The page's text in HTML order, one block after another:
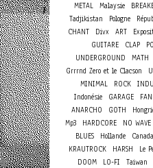
METAL Malaysie
Tadjikistan
Pologne
CHANT
Divx ART
GUITARE
CLAP
UNDERGROUND
MATH
Grrrnd Zero et le Clacson
MINIMAL
ROCK
Indonésie
GARAGE
ANARCHO
GOTH
Mp3
HARDCORE NO WAVE
BLUES
Hollande Canada
KRAUTROCK
HARSH Le
DOOM
LO-FI Taiwan